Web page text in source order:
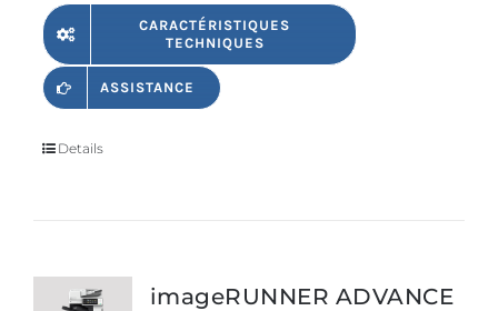
CARACTÉRISTIQUES
TECHNIQUES
ASSISTANCE
Details
imageRUNNER ADVANCE